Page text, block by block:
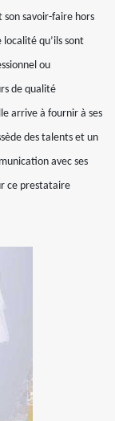
savoir-faire hors
qu’ils sont
ou
de qualité
arrive à fournir à ses
des talents et un
avec ses
ce prestataire